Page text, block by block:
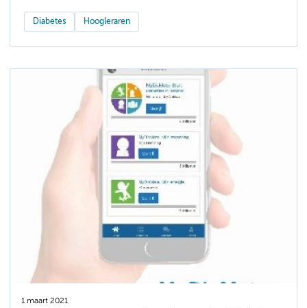
Diabetes Hoogleraren
1 maart 2021